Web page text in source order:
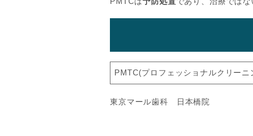
PMTC(プロフェッショナルクリーニ
東京マール歯科 日本橋院